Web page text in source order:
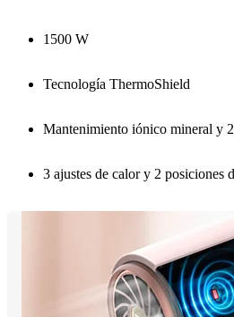
1500 W
Tecnología ThermoShield
Mantenimiento iónico mineral y
3 ajustes de calor y 2 posiciones